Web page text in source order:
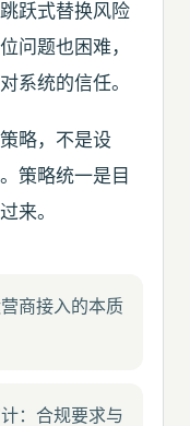
跃式替换风险
问题也困难，
系统的信任。
略，不是设
策略统一是目
来。
商接入的本质
：合规要求与